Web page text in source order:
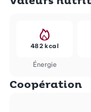
Énergie
482 kcal
Coopération